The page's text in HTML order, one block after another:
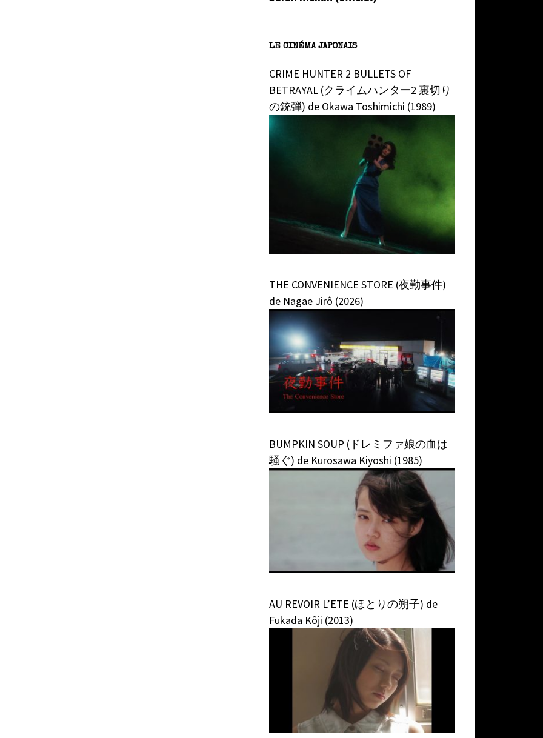
LE CINÉMA JAPONAIS
CRIME HUNTER 2 BULLETS OF
BETRAYAL (クライムハンター2 裏切り
の銃弾) de Okawa Toshimichi (1989)
THE CONVENIENCE STORE (夜勤事件)
de Nagae Jirô (2026)
BUMPKIN SOUP (ドレミファ娘の血は
騒ぐ) de Kurosawa Kiyoshi (1985)
AU REVOIR L’ETE (ほとりの朔子) de
Fukada Kôji (2013)